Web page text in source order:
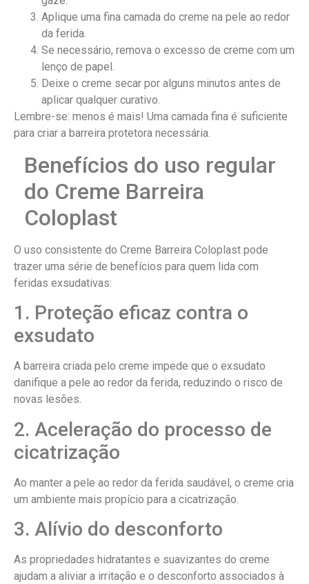
Aplique uma fina camada do creme na pele ao redor
da ferida.
Se necessário, remova o excesso de creme com um
lenço de papel.
Deixe o creme secar por alguns minutos antes de
aplicar qualquer curativo.
Lembre-se: menos é mais! Uma camada fina é suficiente
para criar a barreira protetora necessária.
Benefícios do uso regular
do Creme Barreira
Coloplast
O uso consistente do Creme Barreira Coloplast pode
trazer uma série de benefícios para quem lida com
feridas exsudativas:
1. Proteção eficaz contra o
exsudato
A barreira criada pelo creme impede que o exsudato
danifique a pele ao redor da ferida, reduzindo o risco de
novas lesões.
2. Aceleração do processo de
cicatrização
Ao manter a pele ao redor da ferida saudável, o creme cria
um ambiente mais propício para a cicatrização.
3. Alívio do desconforto
As propriedades hidratantes e suavizantes do creme
ajudam a aliviar a irritação e o desconforto associados à